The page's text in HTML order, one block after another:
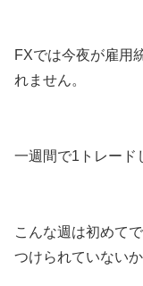
FXでは今夜が雇用
れません。
一週間で1トレード
こんな週は初めて
つけられていないか